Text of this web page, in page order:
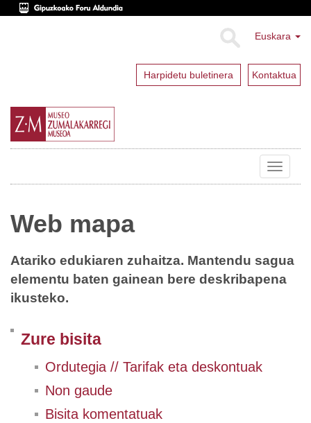
Euskara
Harpidetu buletinera Kontaktua
Toggle
Web mapa
Atariko edukiaren zuhaitza. Mantendu sagua
elementu baten gainean bere deskribapena
ikusteko.
Zure bisita
Ordutegia // Tarifak eta deskontuak
Non gaude
Bisita komentatuak